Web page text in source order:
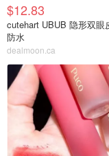
$12.83
cutehart UBUB 隐形双眼
防水
dealmoon.ca